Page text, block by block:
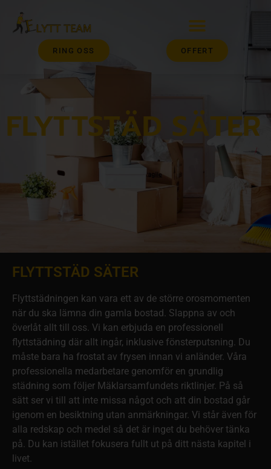
RING OSS OFFERT
FLYTTSTÄD SÄTER
FLYTTSTÄD SÄTER
Flyttstädningen kan vara ett av de större orosmomenten
när du ska lämna din gamla bostad. Slappna av och
överlåt allt till oss. Vi kan erbjuda en professionell
flyttstädning där allt ingår, inklusive fönsterputsning. Du
måste bara ha frostat av frysen innan vi anländer. Våra
professionella medarbetare genomför en grundlig
städning som följer Mäklarsamfundets riktlinjer. På så
sätt ser vi till att inte missa något och att din bostad går
igenom en besiktning utan anmärkningar. Vi står även för
alla redskap och medel så det är inget du behöver tänka
på. Du kan istället fokusera fullt ut på ditt nästa kapitel i
livet.